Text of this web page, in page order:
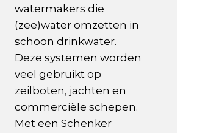
watermakers die
(zee)water omzetten in
schoon drinkwater.
Deze systemen worden
veel gebruikt op
zeilboten, jachten en
commerciële schepen.
Met een Schenker